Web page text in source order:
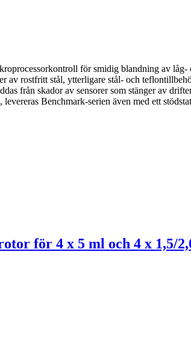
för smidig blandning av
av rostfritt stål, ytterligare stål- och
från skador av sensorer som stänger av
Benchmark-serien även med ett
för 4 x 5 ml och 4 x 1,5/